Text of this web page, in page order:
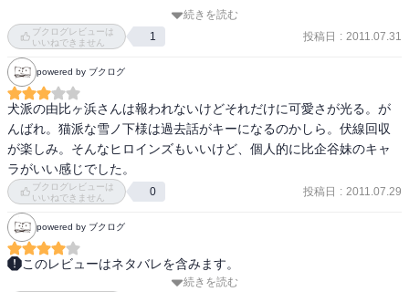
この作品のどのキャラに共感を覚えるかによって、評価が変わる作
品。
続きを読む
ブクログレビューは
いいねできません
1 投稿日 : 2011.07.31
powered by ブクログ
犬派の由比ヶ浜さんは報われないけどそれだけに可愛さが光る。が
んばれ。猫派な雪ノ下様は過去話がキーになるのかしら。伏線回収
が楽しみ。そんなヒロインズもいいけど、個人的に比企谷妹のキャ
ラがいい感じでした。
ブクログレビューは
いいねできません
0 投稿日 : 2011.07.29
powered by ブクログ
このレビューはネタバレを含みます。
2011 7/26読了。WonderGooで購入。
続きを読む